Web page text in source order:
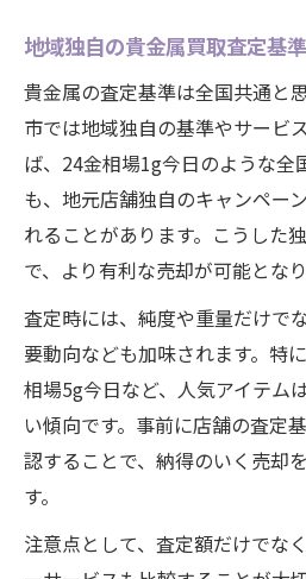
地域独自の貴金属買取査定基
貴金属の査定基準は全国共通と
市では地域独自の基準やサービ
ば、24金相場1g今日のような全
も、地元店舗独自のキャンペー
れることがあります。こうした
で、より有利な売却が可能となり
査定時には、純度や重量だけで
要動向なども加味されます。特
相場5g今日など、人気アイテム
い傾向です。事前に店舗の査定
認することで、納得のいく売却
す。
注意点として、査定額だけでな